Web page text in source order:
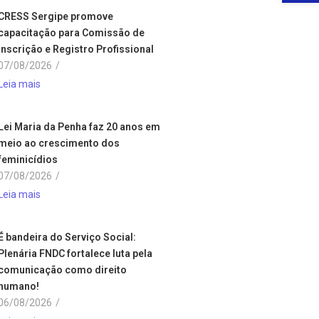
Sergipe promove
para Comissão de
e Registro Profissional
08/2026 /
mais
Maria da Penha faz 20 anos em
ao crescimento dos
08/2026 /
mais
bandeira do Serviço Social:
FNDC fortalece luta pela
como direito
08/2026 /